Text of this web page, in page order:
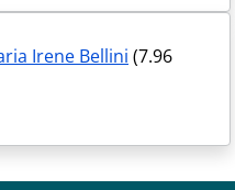
Irene Bellini (7.96